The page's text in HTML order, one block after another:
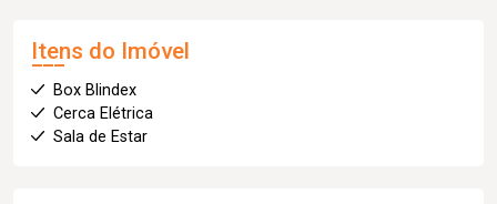
Itens do Imóvel
Box Blindex
Cerca Elétrica
Sala de Estar